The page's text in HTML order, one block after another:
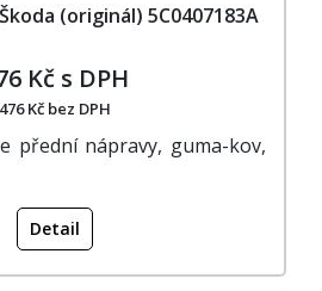
(originál) 5C0407183A
Kč s DPH
476 Kč bez DPH
přední nápravy, guma-kov,
Detail